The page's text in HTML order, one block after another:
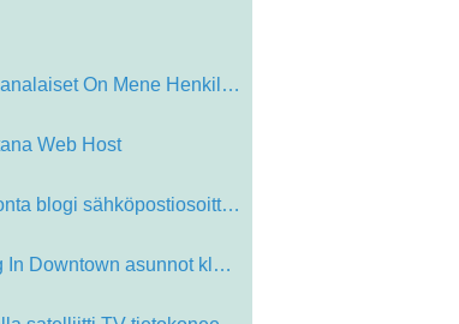
Fi maanalaiset On Mene Henkilök…
Web Host
Mainonta blogi sähköpostiosoittee…
Living In Downtown asunnot klo Weld…